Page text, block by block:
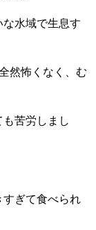
水域で生息す
然怖くなく、む
苦労しまし
ぎて食べられ